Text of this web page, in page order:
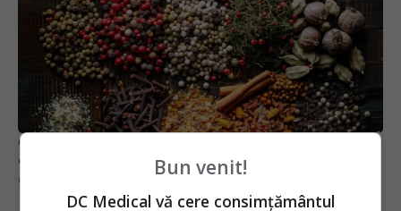
Consumul de cuișoare, beneficii. 11 motive pentru
care să le incluzi în dieta zilnică
09 feb 2025, 14:04
Bun venit!
DC Medical vă cere consimțământul